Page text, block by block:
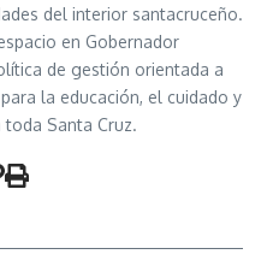
del interior santacruceño.
en Gobernador
de gestión orientada a
la educación, el cuidado y
Santa Cruz.